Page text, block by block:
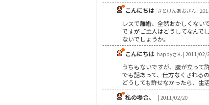
こんにちは さとけんあおさん |
レスで離婚、全然おかしくない
ですがご主人はどうしてなんで
ないでしょうか。
こんにちは happyさん | 2011/02/
うちもないですが、腹が立って
でも話あって、仕方なくされる
どうしても許せなかったら、生
私の場合、
| 2011/02/20